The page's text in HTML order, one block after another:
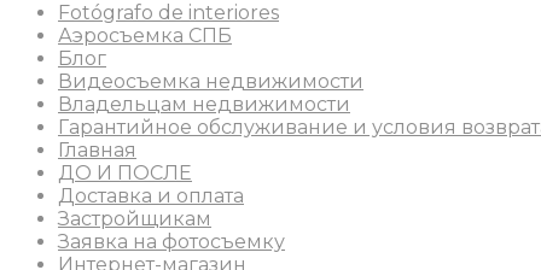
Fotógrafo de interiores
Аэросъемка СПБ
Блог
Видеосъемка недвижимости
Владельцам недвижимости
Гарантийное обслуживание и условия
Главная
ДО И ПОСЛЕ
Доставка и оплата
Застройщикам
Заявка на фотосъемку
Интернет-магазин